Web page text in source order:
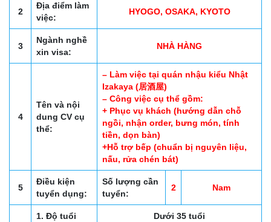
2
Địa điểm làm
việc:
HYOGO, OSAKA, KYOTO
3
Ngành nghề
xin visa:
NHÀ HÀNG
4
Tên và nội
dung CV cụ
thể:
– Làm việc tại quán nhậu kiểu Nhật
Izakaya (居酒屋)
– Công việc cụ thể gồm:
+ Phục vụ khách (hướng dẫn chỗ
ngồi, nhận order, bưng món, tính
tiền, dọn bàn)
+Hỗ trợ bếp (chuẩn bị nguyên liệu,
nấu, rửa chén bát)
5
Điều kiện
tuyển dụng:
Số lượng cần
tuyển:
2 Nam
1. Độ tuổi Dưới 35 tuổi